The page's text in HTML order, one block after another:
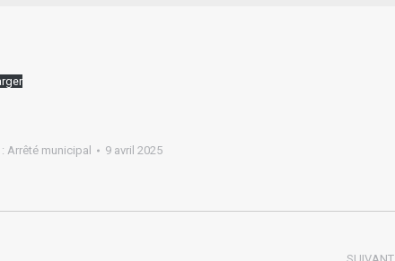
Arrêté municipal 9 avril 2025